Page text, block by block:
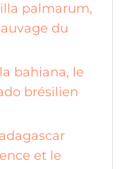
palmarum,
du
bahiana, le
brésilien
et le